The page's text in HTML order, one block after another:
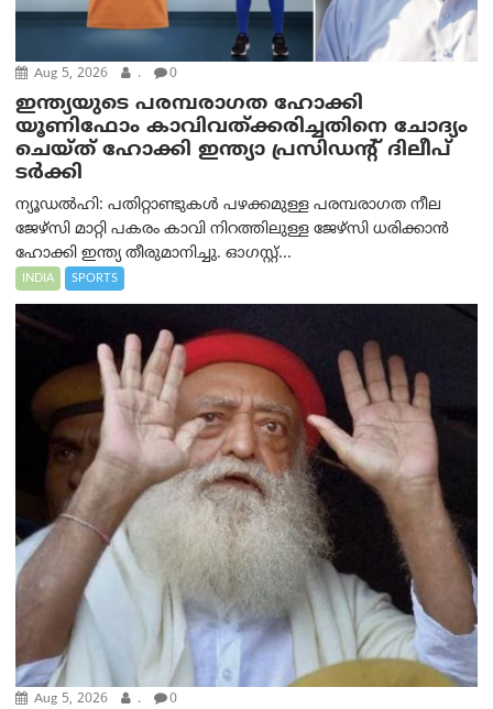
Aug 5, 2026 . 0
ഇന്ത്യയുടെ പരമ്പരാഗത ഹോക്കി
യൂണിഫോം കാവിവത്ക്കരിച്ചതിനെ ചോദ്യം
ചെയ്ത് ഹോക്കി ഇന്ത്യാ പ്രസിഡന്റ് ദിലീപ്
ടര്‍ക്കി
ന്യൂഡൽഹി: പതിറ്റാണ്ടുകൾ പഴക്കമുള്ള പരമ്പരാഗത നീല
ജേഴ്‌സി മാറ്റി പകരം കാവി നിറത്തിലുള്ള ജേഴ്‌സി ധരിക്കാൻ
ഹോക്കി ഇന്ത്യ തീരുമാനിച്ചു. ഓഗസ്റ്റ്...
INDIA SPORTS
Aug 5, 2026 . 0